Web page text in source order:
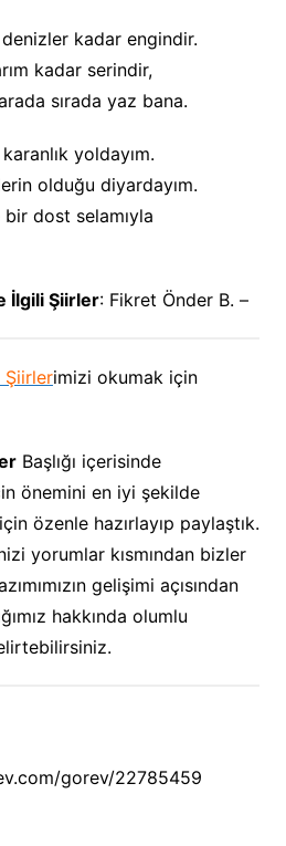
kadar engindir.
kadar serindir,
sırada yaz bana.
yoldayım.
olduğu diyardayım.
dost selamıyla
İlgili Şiirler: Fikret Önder B. –
Şiirlerimizi okumak için
Başlığı içerisinde
önemini en iyi şekilde
özenle hazırlayıp paylaştık.
yorumlar kısmından bizler
gelişimi açısından
hakkında olumlu
gorev/22785459